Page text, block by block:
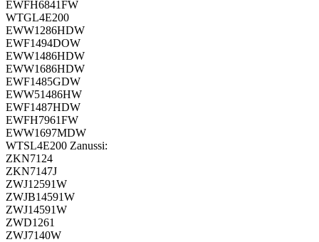
EWFH6841FW
WTGL4E200
EWW1286HDW
EWF1494DOW
EWW1486HDW
EWW1686HDW
EWF1485GDW
EWW51486HW
EWF1487HDW
EWFH7961FW
EWW1697MDW
WTSL4E200 Zanussi:
ZKN7124
ZKN7147J
ZWJ12591W
ZWJB14591W
ZWJ14591W
ZWD1261
ZWJ7140W